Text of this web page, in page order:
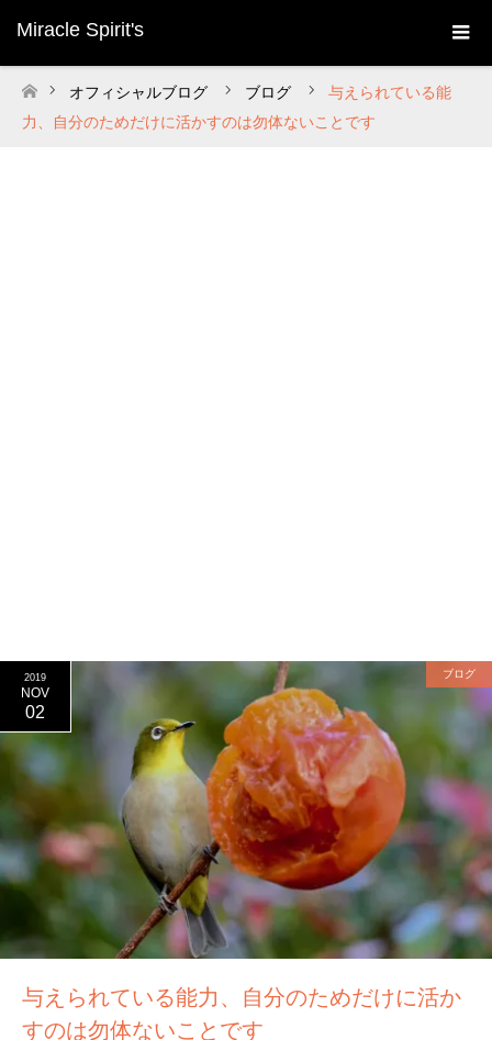
Miracle Spirit's
ホーム
オフィシャルブログ ブログ
与えられている能
力、自分のためだけに活かすのは勿体ないことです
2019
NOV
02
ブログ
与えられている能力、自分のためだけに活か
すのは勿体ないことです